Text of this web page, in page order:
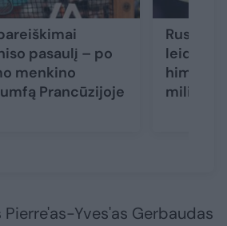
pasaulį – po
menkino
Prancūzijoje
Rusams
himnas,
Yves'as Gerbaudas